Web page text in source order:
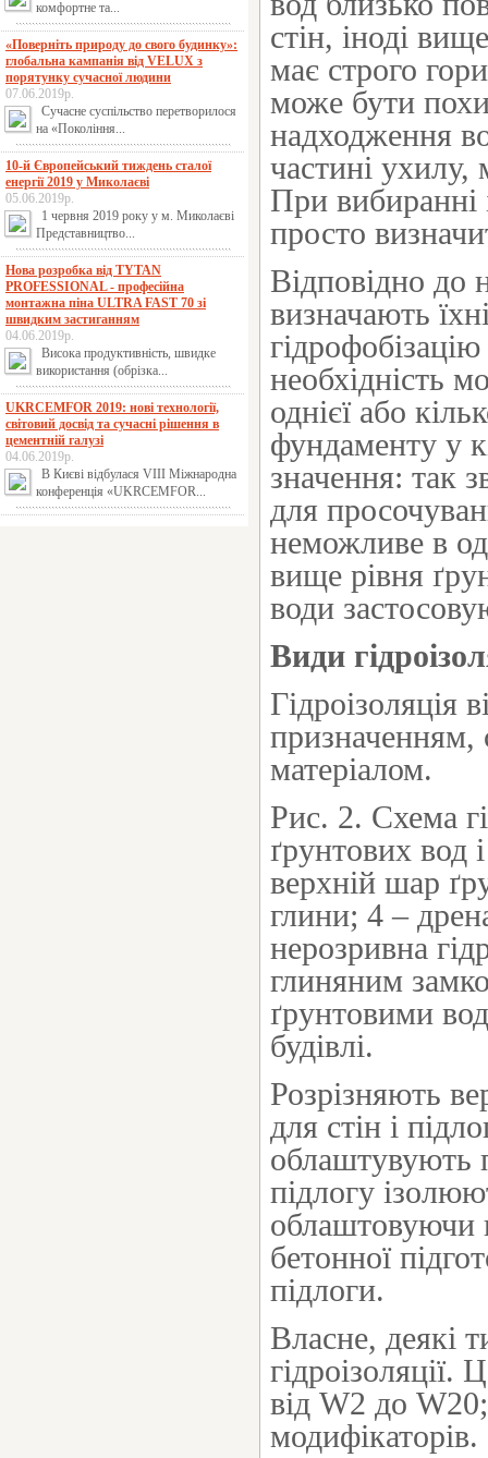
комфортне та...
«Поверніть природу до свого будинку»:
глобальна кампанія від VELUX з
порятунку сучасної людини
07.06.2019р.
Сучасне суспільство перетворилося
на «Покоління...
10-й Європейський тиждень сталої
енергії 2019 у Миколаєві
05.06.2019р.
1 червня 2019 року у м. Миколаєві
Представництво...
Нова розробка від TYTAN
PROFESSIONAL - професійна
монтажна піна ULTRA FAST 70 зі
швидким застиганням
04.06.2019р.
Висока продуктивність, швидке
використання (обрізка...
UKRCEMFOR 2019: нові технології,
світовий досвід та сучасні рішення в
цементній галузі
04.06.2019р.
В Києві відбулася VIІІ Міжнародна
конференція «UKRCEMFOR...
стін, іноді
має строго
може бути
надходження
частині ухилу,
При вибиранні
просто
Відповідно до
визначають
необхідність
однієї або
фундаменту у
значення: так
для
неможливе в
вище рівня
води
Види
Гідроізоляція
призначенням,
матеріалом.
Рис. 2. Схема
ґрунтових вод
верхній шар
глини; 4 –
нерозривна
глиняним
ґрунтовими
будівлі.
Розрізняють
для стін і
облаштувують
підлогу
облаштовуючи
бетонної
підлоги.
Власне, деякі
від W2 до
модифікаторів.